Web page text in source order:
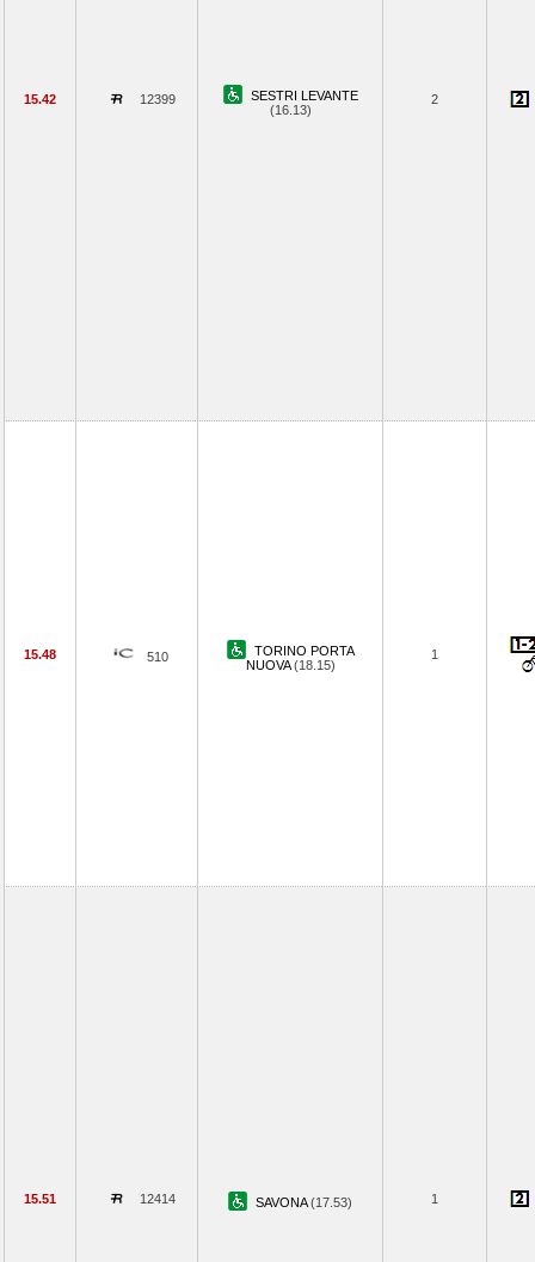
15.42 12399
SESTRI LEVANTE
(16.13)
2
15.48 510
TORINO PORTA
NUOVA(18.15)
1
15.51 12414 SAVONA(17.53) 1